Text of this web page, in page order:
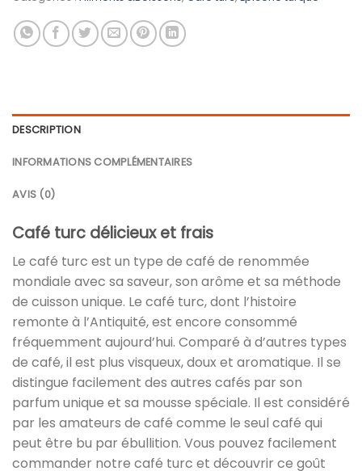
DESCRIPTION
INFORMATIONS COMPLÉMENTAIRES
AVIS (0)
Café turc délicieux et frais
Le café turc est un type de café de renommée
mondiale avec sa saveur, son arôme et sa méthode
de cuisson unique. Le café turc, dont l’histoire
remonte à l’Antiquité, est encore consommé
fréquemment aujourd’hui. Comparé à d’autres types
de café, il est plus visqueux, doux et aromatique. Il se
distingue facilement des autres cafés par son
parfum unique et sa mousse spéciale. Il est considéré
par les amateurs de café comme le seul café qui
peut être bu par ébullition. Vous pouvez facilement
commander notre café turc et découvrir ce goût